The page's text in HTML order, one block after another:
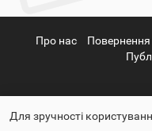
Про нас Повернення
Для зручності